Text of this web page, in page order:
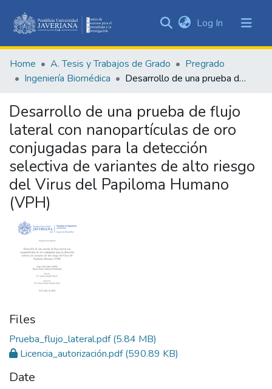
&
Collections
Statistics
Log In (current)
Home A. Tesis y Trabajos de Grado
Pregrado
Ingeniería Biomédica
Desarrollo de una prueba de flujo lateral con nanopartículas de oro conjugadas para la detección selectiva de variantes de alto riesgo del Virus del Papiloma Humano (VPH)
Desarrollo de una prueba de flujo
lateral con nanopartículas de oro
conjugadas para la detección
selectiva de variantes de alto riesgo
del Virus del Papiloma Humano
(VPH)
Files
Prueba_flujo_lateral.pdf(5.84 MB)
Licencia_autorización.pdf(590.89 KB)
Date